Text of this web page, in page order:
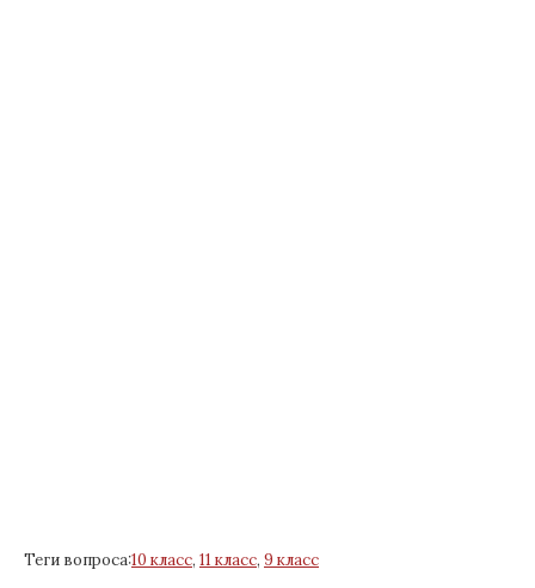
Теги вопроса:10 класс, 11 класс, 9 класс